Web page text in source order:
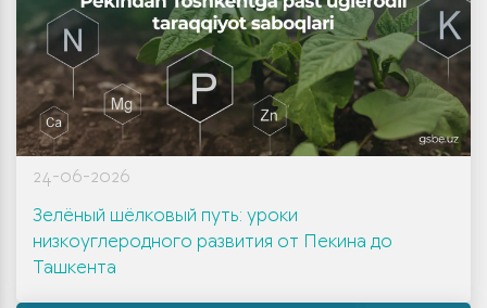
24-06-2026
Зелёный шёлковый путь: уроки
низкоуглеродного развития от Пекина до
Ташкента